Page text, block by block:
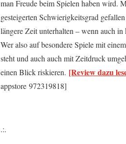
man Freude beim Spielen haben wird.
gesteigerten Schwierigkeitsgrad
längere Zeit unterhalten – wenn auch
Wer also auf besondere Spiele mit
steht und auch auch mit Zeitdruck
einen Blick riskieren. [Review dazu
appstore 972319818]
.:.